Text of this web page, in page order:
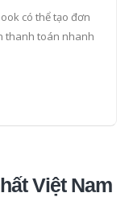
có thể tạo đơn
thanh toán nhanh
Việt Nam